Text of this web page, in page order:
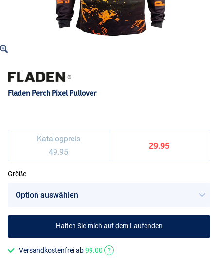
Fladen Perch Pixel Pullover
Katalogpreis
49.95
29.95
Größe
Halten Sie mich auf dem Laufenden
Versandkostenfrei ab99.00
?